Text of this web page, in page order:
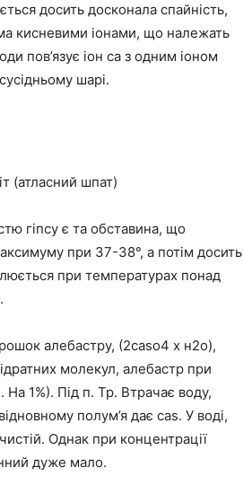
досить досконала спайність,
кисневими іонами, що належать
пов’язує іон ca з одним іоном
шарі.
(атласний шпат)
гіпсу є та обставина, що
при 37-38°, а потім досить
при температурах понад
алебастру, (2caso4 x н2о),
молекул, алебастр при
На 1%). Під п. Тр. Втрачає воду,
полум’я дає cas. У воді,
Однак при концентрації
дуже мало.